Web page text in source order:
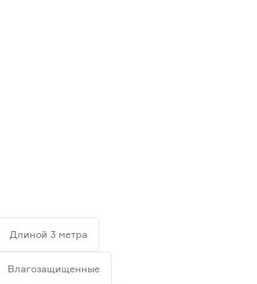
Длиной 3 метра
Влагозащищенные